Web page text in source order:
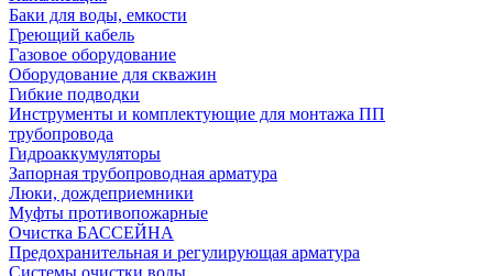
Баки для воды, емкости
Греющий кабель
Газовое оборудование
Оборудование для скважин
Гибкие подводки
Инструменты и комплектующие для монтажа ПП
трубопровода
Гидроаккумуляторы
Запорная трубопроводная арматура
Люки, дождеприемники
Муфты противопожарные
Очистка БАССЕЙНА
Предохранительная и регулирующая арматура
Системы очистки воды